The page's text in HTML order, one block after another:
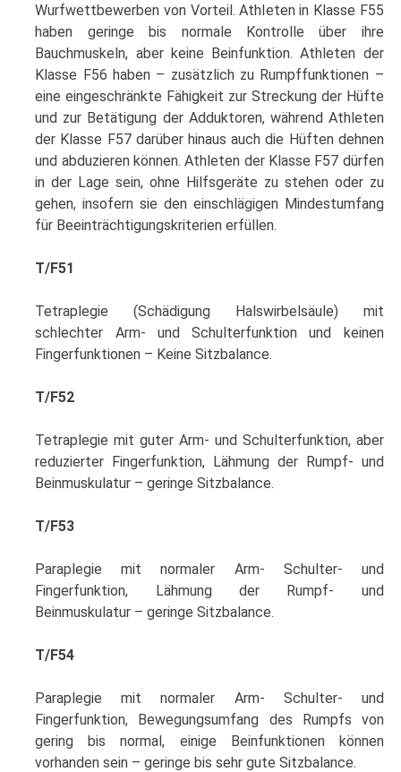
Wurfwettbewerben von Vorteil. Athleten in Klasse F55
haben geringe bis normale Kontrolle über ihre
Bauchmuskeln, aber keine Beinfunktion. Athleten der
Klasse F56 haben – zusätzlich zu Rumpffunktionen –
eine eingeschränkte Fähigkeit zur Streckung der Hüfte
und zur Betätigung der Adduktoren, während Athleten
der Klasse F57 darüber hinaus auch die Hüften dehnen
und abduzieren können. Athleten der Klasse F57 dürfen
in der Lage sein, ohne Hilfsgeräte zu stehen oder zu
gehen, insofern sie den einschlägigen Mindestumfang
für Beeinträchtigungskriterien erfüllen.
T/F51
Tetraplegie (Schädigung Halswirbelsäule) mit
schlechter Arm- und Schulterfunktion und keinen
Fingerfunktionen – Keine Sitzbalance.
T/F52
Tetraplegie mit guter Arm- und Schulterfunktion, aber
reduzierter Fingerfunktion, Lähmung der Rumpf- und
Beinmuskulatur – geringe Sitzbalance.
T/F53
Paraplegie mit normaler Arm- Schulter- und
Fingerfunktion, Lähmung der Rumpf- und
Beinmuskulatur – geringe Sitzbalance.
T/F54
Paraplegie mit normaler Arm- Schulter- und
Fingerfunktion, Bewegungsumfang des Rumpfs von
gering bis normal, einige Beinfunktionen können
vorhanden sein – geringe bis sehr gute Sitzbalance.